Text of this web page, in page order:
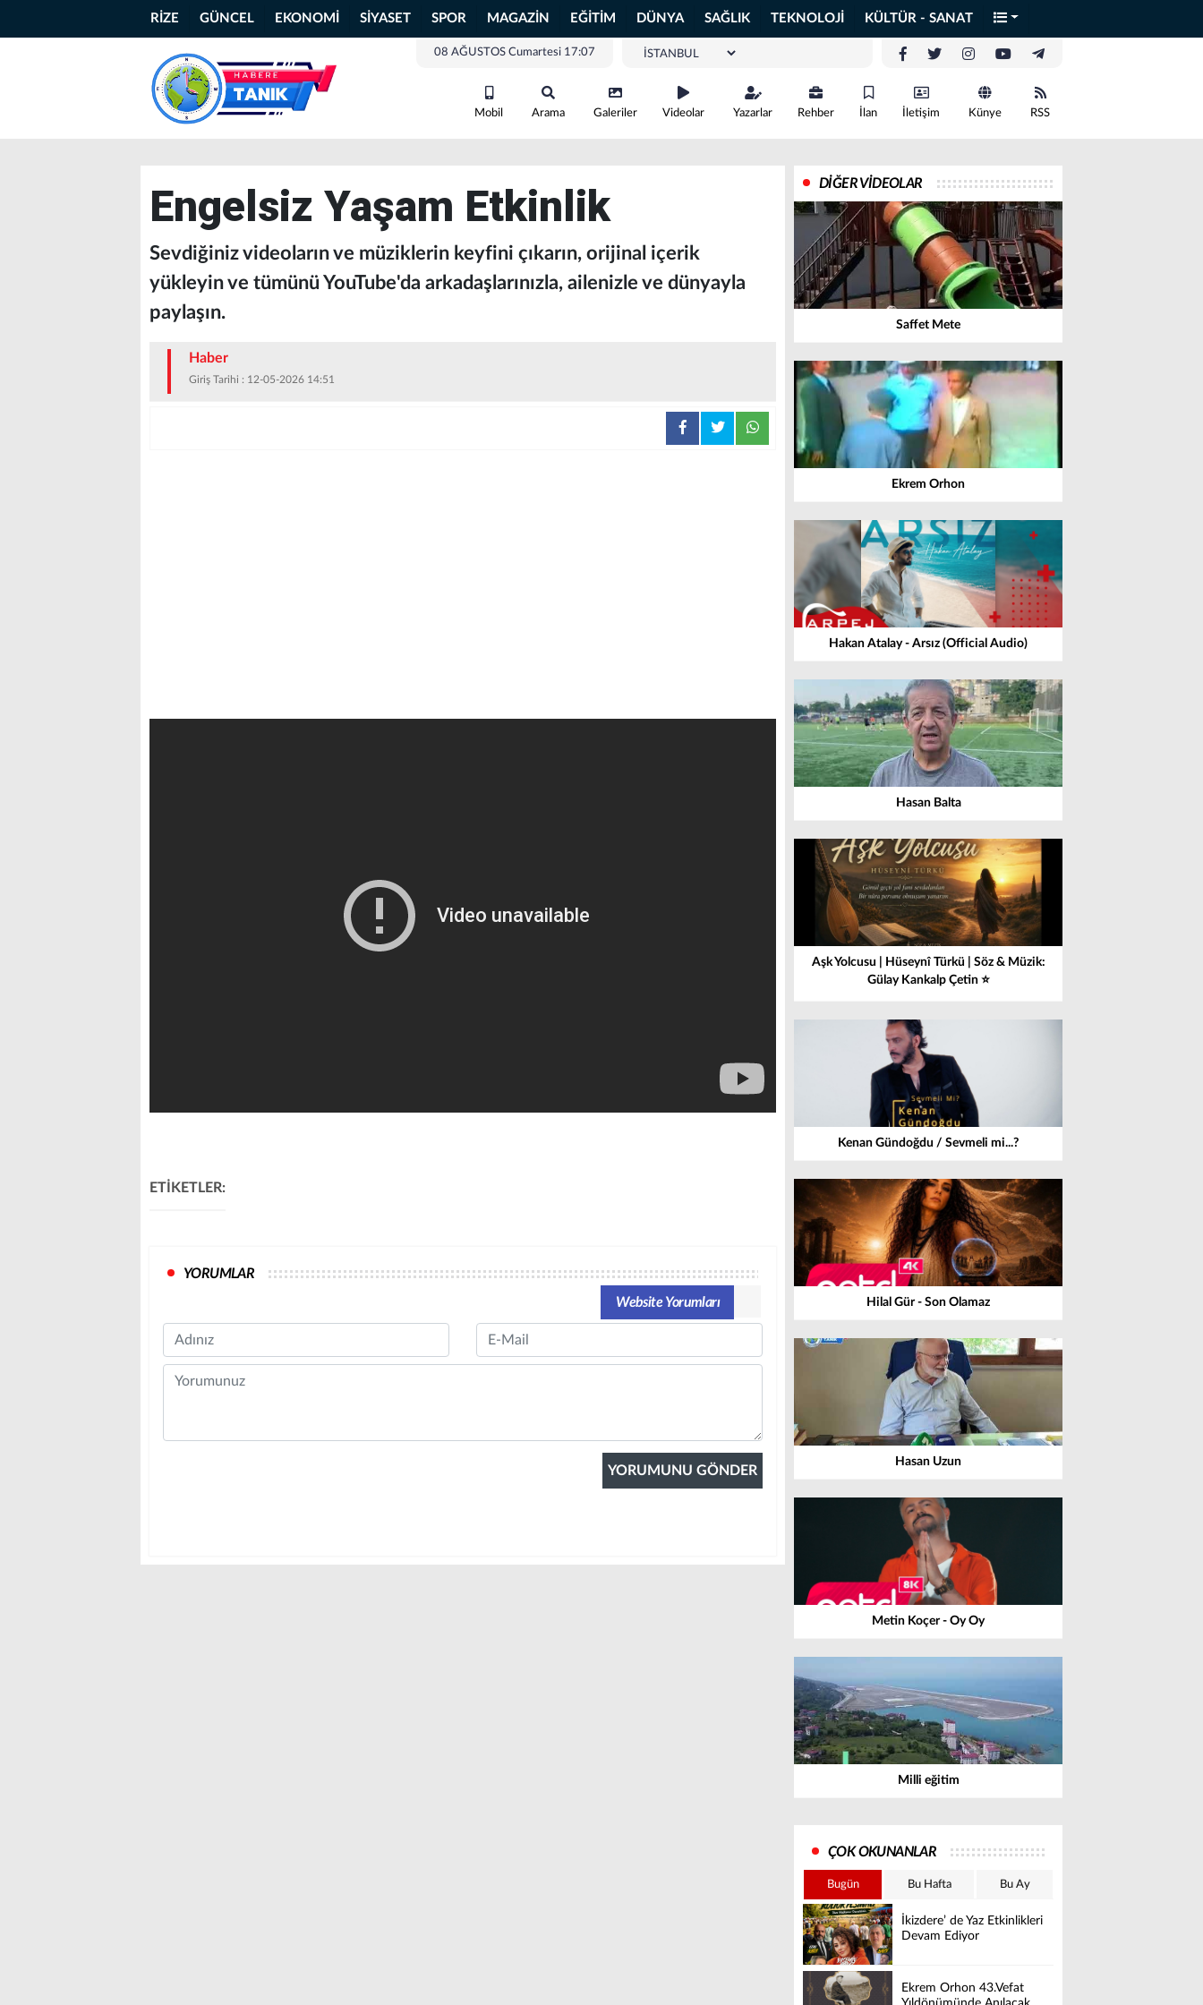
RİZE GÜNCEL EKONOMİ SİYASET SPOR MAGAZİN EĞİTİM DÜNYA SAĞLIK TEKNOLOJİ KÜLTÜR - SANAT
08 AĞUSTOS Cumartesi 17:07
Mobil Arama Galeriler Videolar Yazarlar Rehber İlan İletişim Künye RSS
Engelsiz Yaşam Etkinlik
Sevdiğiniz videoların ve müziklerin keyfini çıkarın, orijinal içerik
yükleyin ve tümünü YouTube'da arkadaşlarınızla, ailenizle ve dünyayla
paylaşın.
Haber
Giriş Tarihi : 12-05-2026 14:51
ETİKETLER:
YORUMLAR
Website Yorumları
Name Email
Comment
DİĞER VİDEOLAR
Saffet Mete
Ekrem Orhon
Hakan Atalay - Arsız (Official Audio)
Hasan Balta
Aşk Yolcusu | Hüseynî Türkü | Söz & Müzik:
Gülay Kankalp Çetin ⭐
Kenan Gündoğdu / Sevmeli mi...?
Hilal Gür - Son Olamaz
Hasan Uzun
Metin Koçer - Oy Oy
Milli eğitim
ÇOK OKUNANLAR
Bugün Bu Hafta Bu Ay
İkizdere’ de Yaz Etkinlikleri
Devam Ediyor
Ekrem Orhon 43.Vefat